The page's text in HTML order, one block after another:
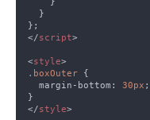
</script
<style
. boxOuter
  margin-bottom:
30px
</style